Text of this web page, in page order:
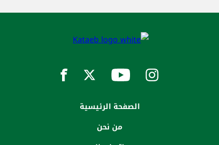
الصفحة الرئيسية
من نحن